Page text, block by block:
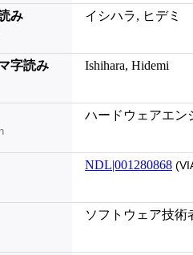
み イシハラ, ヒデミ
字読み Ishihara, Hidemi
ハードウェアエン
NDL|001280868
ソフトウェア技術